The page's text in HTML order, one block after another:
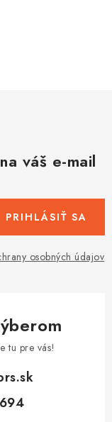
váš e-mail
osobných údajov
PRIHLÁSIŤ SA
tu pre vás!